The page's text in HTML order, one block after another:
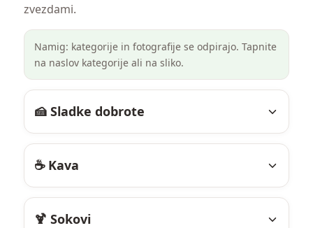
zvezdami.
Namig: kategorije in fotografije se odpirajo. Tapnite
na naslov kategorije ali na sliko.
🍰 Sladke dobrote
☕ Kava
🍹 Sokovi